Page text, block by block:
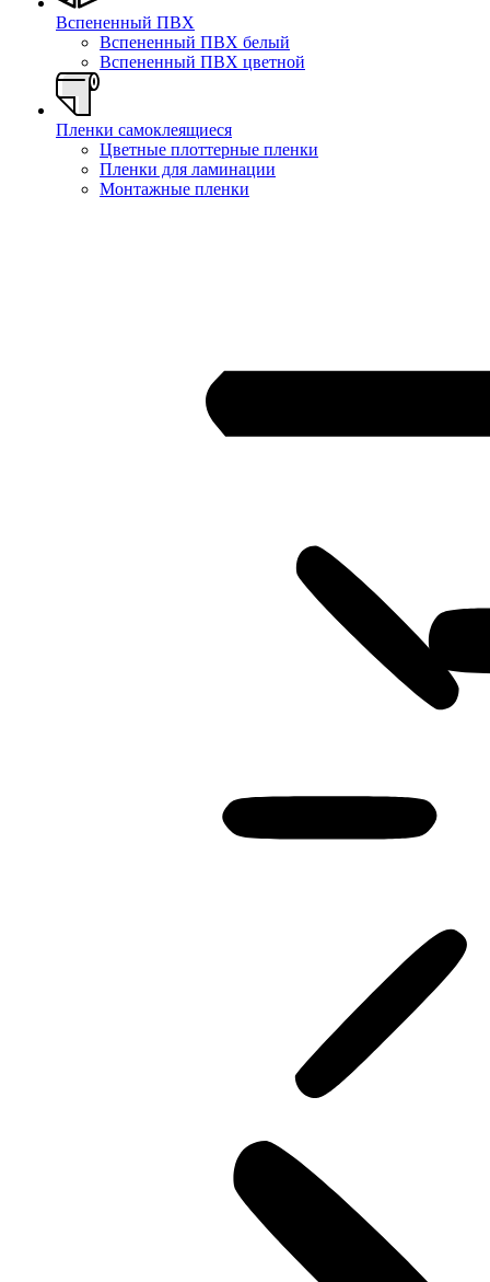
Вспененный ПВХ
Вспененный ПВХ белый
Вспененный ПВХ цветной
Пленки самоклеящиеся
Цветные плоттерные пленки
Пленки для ламинации
Монтажные пленки